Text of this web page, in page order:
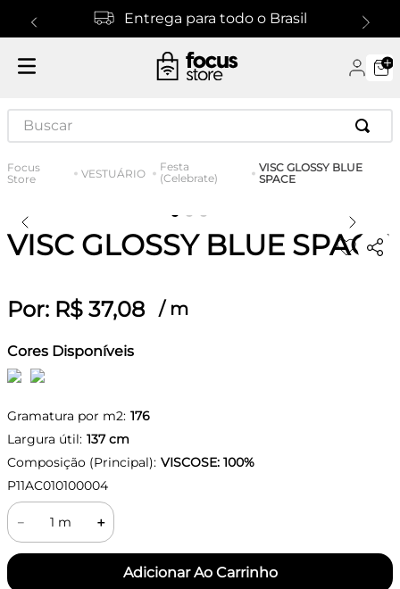
Entrega para todo o Brasil
Buscar
VESTUÁRIO
Festa
(Celebrate)
VISC GLOSSY BLUE
SPACE
VISC GLOSSY BLUE SPACE
Por: R$ 37,08 / m
Cores Disponíveis
Gramatura por m2: 176
Largura útil: 137cm
Composição (Principal): VISCOSE: 100%
P11AC010100004
＋
－